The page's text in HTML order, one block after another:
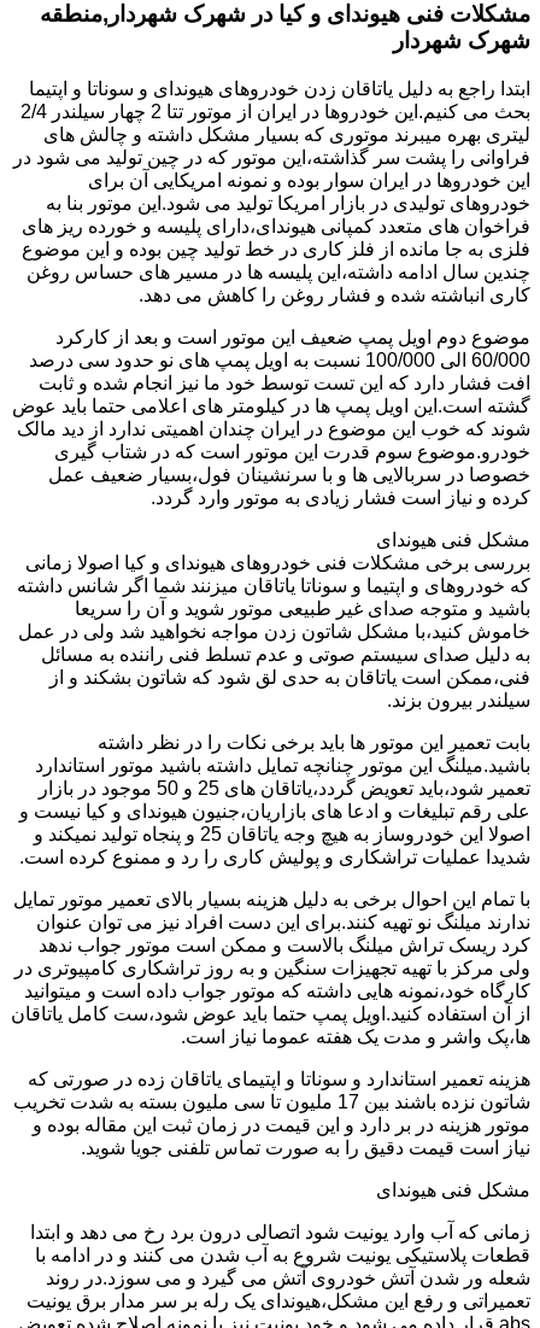
مشکلات فنی هیوندای و کیا در شهرک شهردار,منطقه
شهرک شهردار
ابتدا راجع به دلیل یاتاقان زدن خودروهای هیوندای و سوناتا و اپتیما
بحث می کنیم.این خودروها در ایران از موتور تتا 2 چهار سیلندر 2/4
لیتری بهره میبرند موتوری که بسیار مشکل داشته و چالش های
فراوانی را پشت سر گذاشته،این موتور که در چین تولید می شود در
این خودروها در ایران سوار بوده و نمونه امریکایی آن برای
خودروهای تولیدی در بازار امریکا تولید می شود.این موتور بنا به
فراخوان های متعدد کمپانی هیوندای،دارای پلیسه و خورده ریز های
فلزی به جا مانده از فلز کاری در خط تولید چین بوده و این موضوع
چندین سال ادامه داشته،این پلیسه ها در مسیر های حساس روغن
کاری انباشته شده و فشار روغن را کاهش می دهد.
موضوع دوم اویل پمپ ضعیف این موتور است و بعد از کارکرد
60/000 الی 100/000 نسبت به اویل پمپ های نو حدود سی درصد
افت فشار دارد که این تست توسط خود ما نیز انجام شده و ثابت
گشته است.این اویل پمپ ها در کیلومتر های اعلامی حتما باید عوض
شوند که خوب این موضوع در ایران چندان اهمیتی ندارد از دید مالک
خودرو.موضوع سوم قدرت این موتور است که در شتاب گیری
خصوصا در سربالایی ها و با سرنشینان فول،بسیار ضعیف عمل
کرده و نیاز است فشار زیادی به موتور وارد گردد.
مشکل فنی هیوندای
بررسی برخی مشکلات فنی خودروهای هیوندای و کیا اصولا زمانی
که خودروهای و اپتیما و سوناتا یاتاقان میزنند شما اگر شانس داشته
باشید و متوجه صدای غیر طبیعی موتور شوید و آن را سریعا
خاموش کنید،با مشکل شاتون زدن مواجه نخواهید شد ولی در عمل
به دلیل صدای سیستم صوتی و عدم تسلط فنی راننده به مسائل
فنی،ممکن است یاتاقان به حدی لق شود که شاتون بشکند و از
سیلندر بیرون بزند.
بابت تعمیر این موتور ها باید برخی نکات را در نظر داشته
باشید.میلنگ این موتور چنانچه تمایل داشته باشید موتور استاندارد
تعمیر شود،باید تعویض گردد،یاتاقان های 25 و 50 موجود در بازار
علی رقم تبلیغات و ادعا های بازاریان،جنیون هیوندای و کیا نیست و
اصولا این خودروساز به هیچ وجه یاتاقان 25 و پنجاه تولید نمیکند و
شدیدا عملیات تراشکاری و پولیش کاری را رد و ممنوع کرده است.
با تمام این احوال برخی به دلیل هزینه بسیار بالای تعمیر موتور تمایل
ندارند میلنگ نو تهیه کنند.برای این دست افراد نیز می توان عنوان
کرد ریسک تراش میلنگ بالاست و ممکن است موتور جواب ندهد
ولی مرکز با تهیه تجهیزات سنگین و به روز تراشکاری کامپیوتری در
کارگاه خود،نمونه هایی داشته که موتور جواب داده است و میتوانید
از آن استفاده کنید.اویل پمپ حتما باید عوض شود،ست کامل یاتاقان
ها،پک واشر و مدت یک هفته عموما نیاز است.
هزینه تعمیر استاندارد و سوناتا و اپتیمای یاتاقان زده در صورتی که
شاتون نزده باشند بین 17 ملیون تا سی ملیون بسته به شدت تخریب
موتور هزینه در بر دارد و این قیمت در زمان ثبت این مقاله بوده و
نیاز است قیمت دقیق را به صورت تماس تلفنی جویا شوید.
مشکل فنی هیوندای
زمانی که آب وارد یونیت شود اتصالی درون برد رخ می دهد و ابتدا
قطعات پلاستیکی یونیت شروع به آب شدن می کنند و در ادامه با
شعله ور شدن آتش خودروی آتش می گیرد و می سوزد.در روند
تعمیراتی و رفع این مشکل،هیوندای یک رله بر سر مدار برق یونیت
abs قرار داده می شود و خود یونیت نیز با نمونه اصلاح شده تعویض